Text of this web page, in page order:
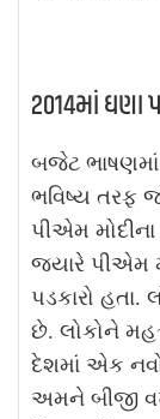
2014માં ઘણા
બજેટ
ભવિષ્ય તરફ
પીએમ
જ્યારે પીએમ
પડકારો હતા.
છે. લોકોને
દેશમાં એક
અમને બીજી